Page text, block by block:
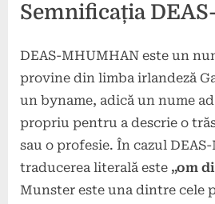
Semnificația
DEAS-MHUMHAN este un
provine din limba irlandeză
un byname, adică un nume
propriu pentru a descrie o
sau o profesie. În cazul
traducerea literală este „om
Munster este una dintre cele